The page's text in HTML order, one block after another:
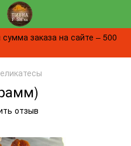
заказа на сайте – 500
отзыв